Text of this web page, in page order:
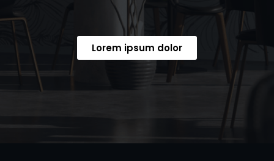
Lorem ipsum dolor